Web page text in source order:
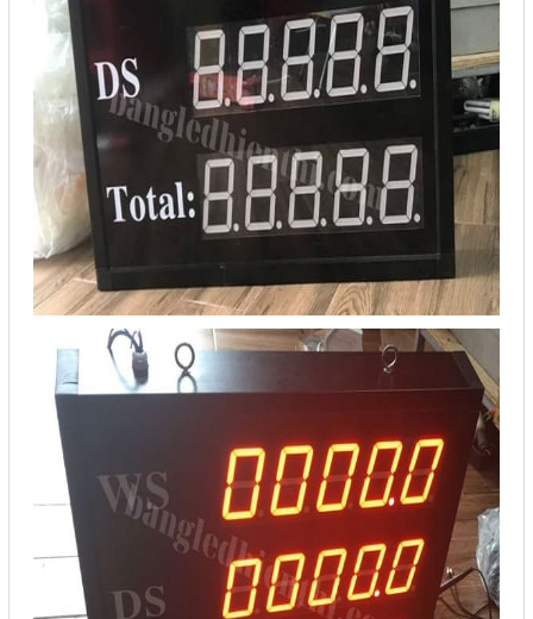
Liên hệ
Đóng
TRÊN MẠNG XÃ HỘI
Facebook
Google
Twitter
Gọi cho chúng tôi
Nhắn tin
Mail